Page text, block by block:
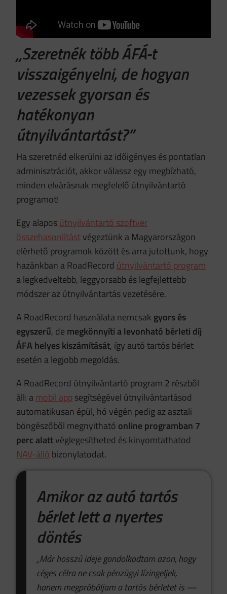
„Szeretnék több ÁFÁ-t
visszaigényelni, de hogyan
vezessek gyorsan és
hatékonyan
útnyilvántartást?”
Ha szeretnéd elkerülni az időigényes és pontatlan
adminisztrációt, akkor válassz egy megbízható,
minden elvárásnak megfelelő útnyilvántartó
programot!
Egy alaposútnyilvántartó szoftver
összehasonlítástvégeztünk a Magyarországon
elérhető programok között és arra jutottunk, hogy
hazánkban a RoadRecord útnyilvántartó program
a legkedveltebb, leggyorsabb és legfejlettebb
módszer az útnyilvántartás vezetésére.
A RoadRecord használata nemcsak gyors és
egyszerű, de megkönnyíti a levonható bérleti díj
ÁFA helyes kiszámítását, így autó tartós bérlet
esetén a legjobb megoldás.
A RoadRecord útnyilvántartó program 2 részből
áll: amobil appsegítségével útnyilvántartásod
automatikusan épül, hó végén pedig az asztali
böngészőből megnyitható online programban 7
perc alattvéglegesítheted és kinyomtathatod
NAV-álló bizonylatodat.
Amikor az autó tartós
bérlet lett a nyertes
döntés
„Már hosszú ideje gondolkodtam azon, hogy
céges célra ne csak pénzügyi lízingeljek,
hanem megpróbáljam a tartós bérletet is —